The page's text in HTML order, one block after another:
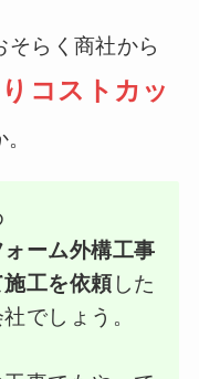
そらく商社から
コストカッ
ーム外構工事
工を依頼した
でしょう。